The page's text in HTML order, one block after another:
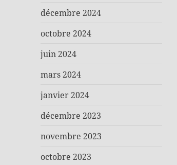
décembre 2024
octobre 2024
juin 2024
mars 2024
janvier 2024
décembre 2023
novembre 2023
octobre 2023